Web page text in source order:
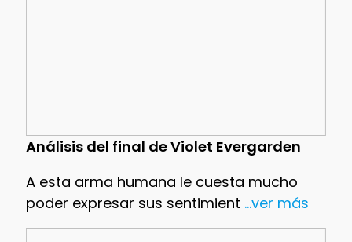
Análisis del final de Violet Evergarden
A esta arma humana le cuesta mucho
poder expresar sus sentimient ...ver más